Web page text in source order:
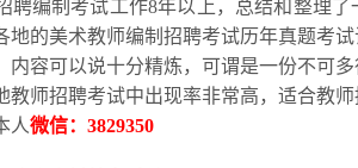
聘编制考试工作8年以上，总结和整理
地的美术教师编制招聘考试历年真题考
内容可以说十分精炼，可谓是一份不可
教师招聘考试中出现率非常高，适合教
人微信： 3829350